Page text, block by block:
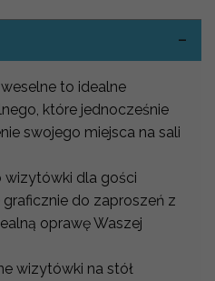
to idealne
które jednocześnie
swojego miejsca na sali
wizytówki dla gości
do zaproszeń z
oprawę Waszej
wizytówki na stół